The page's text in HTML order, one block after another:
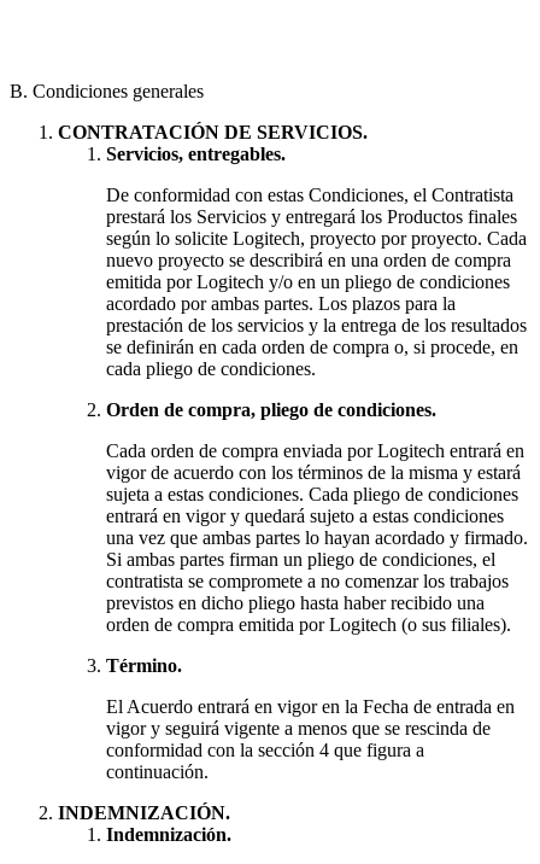
B. Condiciones generales
CONTRATACIÓN DE SERVICIOS.
Servicios, entregables.
De conformidad con estas Condiciones, el Contratista
prestará los Servicios y entregará los Productos finales
según lo solicite Logitech, proyecto por proyecto. Cada
nuevo proyecto se describirá en una orden de compra
emitida por Logitech y/o en un pliego de condiciones
acordado por ambas partes. Los plazos para la
prestación de los servicios y la entrega de los resultados
se definirán en cada orden de compra o, si procede, en
cada pliego de condiciones.
Orden de compra, pliego de condiciones.
Cada orden de compra enviada por Logitech entrará en
vigor de acuerdo con los términos de la misma y estará
sujeta a estas condiciones. Cada pliego de condiciones
entrará en vigor y quedará sujeto a estas condiciones
una vez que ambas partes lo hayan acordado y firmado.
Si ambas partes firman un pliego de condiciones, el
contratista se compromete a no comenzar los trabajos
previstos en dicho pliego hasta haber recibido una
orden de compra emitida por Logitech (o sus filiales).
Término.
El Acuerdo entrará en vigor en la Fecha de entrada en
vigor y seguirá vigente a menos que se rescinda de
conformidad con la sección 4 que figura a
continuación.
INDEMNIZACIÓN.
Indemnización.